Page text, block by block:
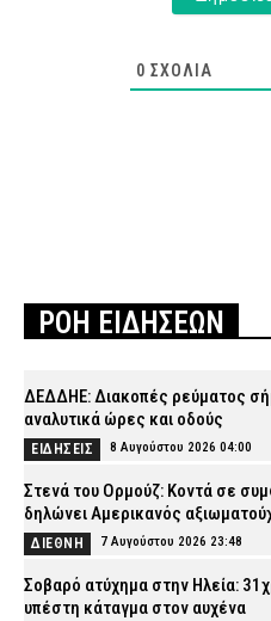
0 ΣΧΌΛΙΑ
ΡΟΗ ΕΙΔΗΣΕΩΝ
ΔΕΔΔΗΕ: Διακοπές ρεύματος
αναλυτικά ώρες και οδούς
ΕΙΔΗΣΕΙΣ 8 Αυγούστου 2026 04:00
Στενά του Ορμούζ: Κοντά σε
δηλώνει Αμερικανός
ΔΙΕΘΝΗ 7 Αυγούστου 2026 23:48
Σοβαρό ατύχημα στην Ηλεία:
υπέστη κάταγμα στον αυχένα